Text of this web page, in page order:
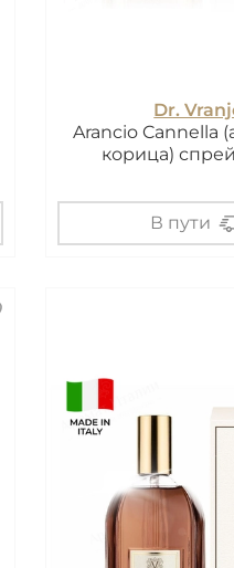
Dr.
Arancio Cannella
корица)
В пути